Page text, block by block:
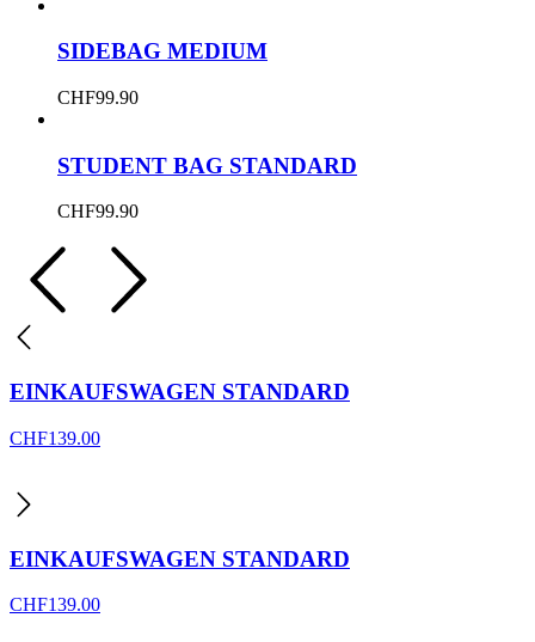
SIDEBAG MEDIUM
CHF99.90
STUDENT BAG STANDARD
CHF99.90
EINKAUFSWAGEN STANDARD
CHF139.00
EINKAUFSWAGEN STANDARD
CHF139.00